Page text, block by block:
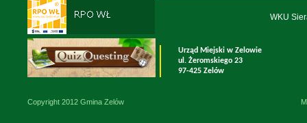
WKU
Urząd Miejski w Zelowie
ul. Żeromskiego 23
97-425 Zelów
Copyright 2012 Gmina Zelów